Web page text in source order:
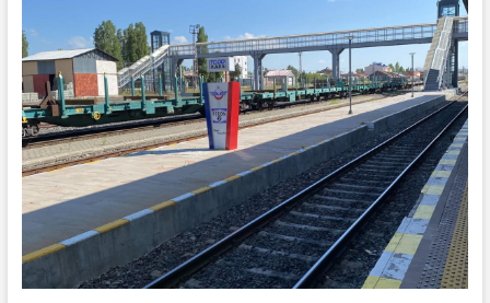
t
i
o
n
ь
я
:
я
: